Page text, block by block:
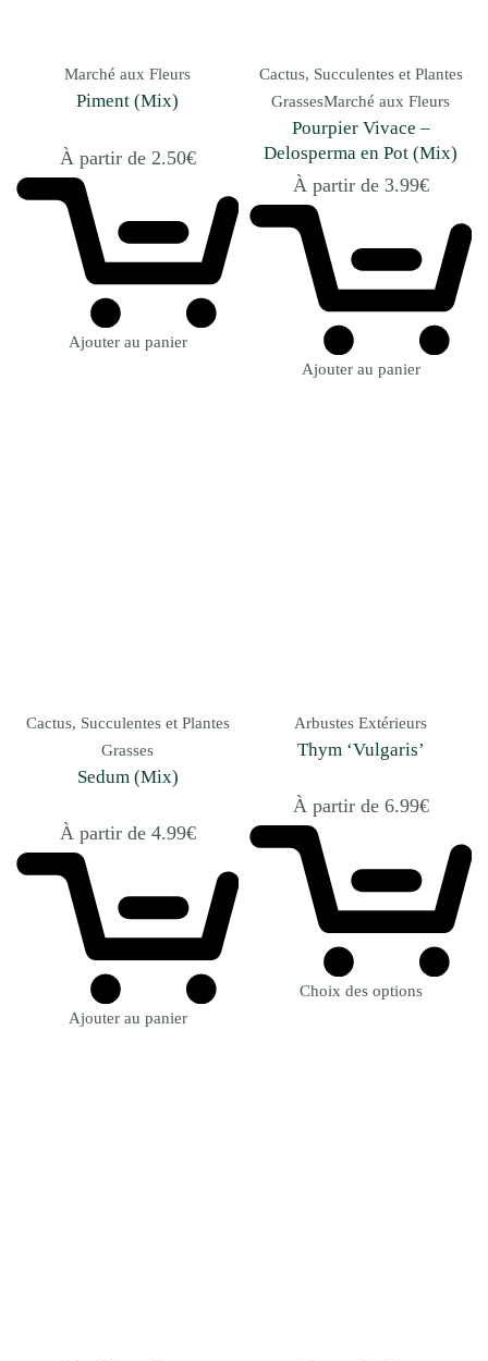
Marché aux Fleurs
Piment (Mix)
À partir de 2.50€
Ajouter au panier
Cactus, Succulentes et Plantes
GrassesMarché aux Fleurs
Pourpier Vivace –
Delosperma en Pot (Mix)
À partir de 3.99€
Ajouter au panier
Cactus, Succulentes et Plantes
Grasses
Sedum (Mix)
À partir de 4.99€
Ajouter au panier
Arbustes Extérieurs
Thym ‘Vulgaris’
À partir de 6.99€
Choix des options